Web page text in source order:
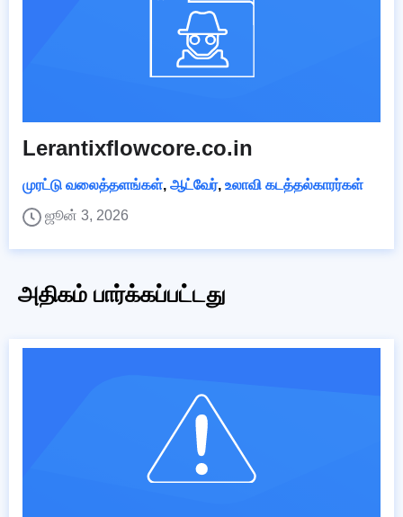
Lerantixflowcore.co.in
முரட்டு வலைத்தளங்கள், ஆட்வேர், உலாவி கடத்தல்காரர்கள்
ஜூன் 3, 2026
அதிகம் பார்க்கப்பட்டது